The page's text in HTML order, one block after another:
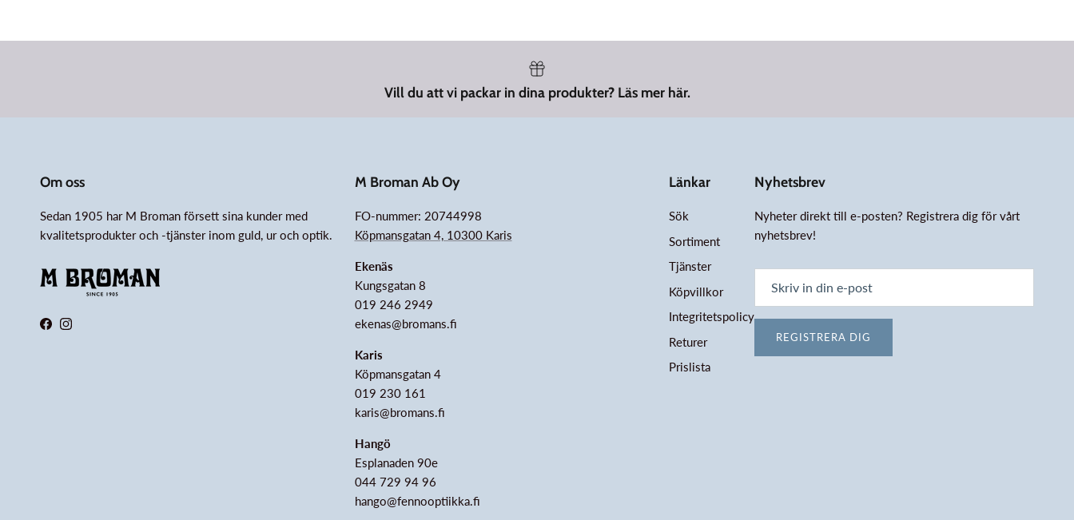
Vill du att vi packar in dina produkter? Läs mer här.
Om oss
Sedan 1905 har M Broman försett sina kunder med
kvalitetsprodukter och -tjänster inom guld, ur och optik.
FacebookInstagram
M Broman Ab Oy
FO-nummer: 20744998
Köpmansgatan 4, 10300 Karis
Ekenäs
Kungsgatan 8
019 246 2949
ekenas@bromans.fi
Karis
Köpmansgatan 4
019 230 161
karis@bromans.fi
Hangö
Esplanaden 90e
044 729 94 96
hango@fennooptiikka.fi
Länkar
Sök
Sortiment
Tjänster
Köpvillkor
Integritetspolicy
Returer
Prislista
Nyhetsbrev
Nyheter direkt till e-posten? Registrera dig för vårt
nyhetsbrev!
REGISTRERA DIG